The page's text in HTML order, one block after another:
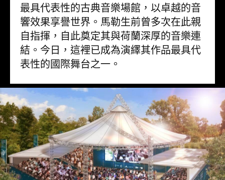
最具代表性的古典音樂場館，以卓越的音
響效果享譽世界。馬勒生前曾多次在此親
自指揮，自此奠定其與荷蘭深厚的音樂連
結。今日，這裡已成為演繹其作品最具代
表性的國際舞台之一。